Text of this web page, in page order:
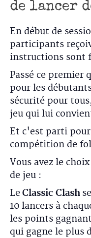
de lancer
En début de
participants
instructions sont
Passé ce premier
pour les
sécurité pour
jeu qui lui
Et c'est parti
compétition de
Vous avez le
de jeu :
LeClassic Clash
10 lancers à
les points
qui gagne le plus